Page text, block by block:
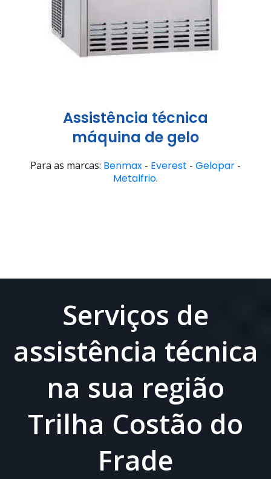
Assistência técnica
máquina de gelo
Para as marcas: Benmax - Everest - Gelopar -
Metalfrio.
Serviços de
assistência técnica
na sua região
Trilha Costão do
Frade